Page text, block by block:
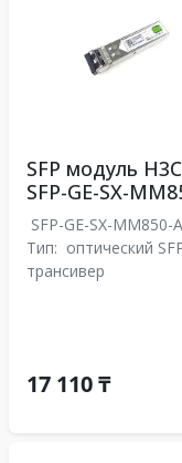
SFP модуль H3C
SFP-GE-SX-
SFP-GE-SX-MM850-A
Тип: оптический
трансивер
17 110 ₸